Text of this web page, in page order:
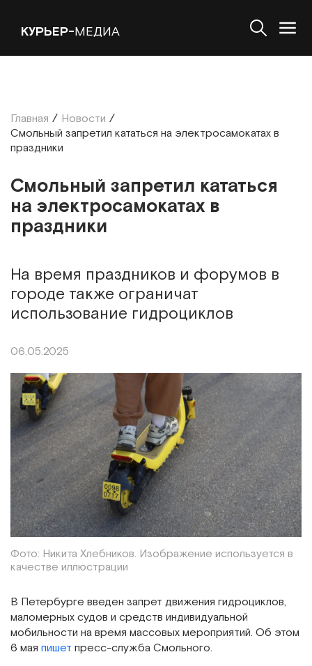
КУРЬЕР-МЕДИА
Главная / Новости /
Смольный запретил кататься на электросамокатах в
праздники
Смольный запретил кататься
на электросамокатах в
праздники
На время праздников и форумов в
городе также ограничат
использование гидроциклов
06.05.2025
Фото: Никита Хлебников. Изображение используется в
качестве иллюстрации
В Петербурге введен запрет движения гидроциклов,
маломерных судов и средств индивидуальной
мобильности на время массовых мероприятий. Об этом
6 мая пишет пресс-служба Смольного.